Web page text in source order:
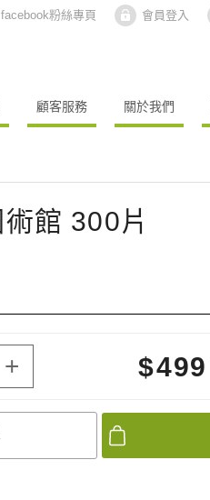
會員登入
facebook粉絲專頁
顧客服務 關於我們
館 300片
+ $499